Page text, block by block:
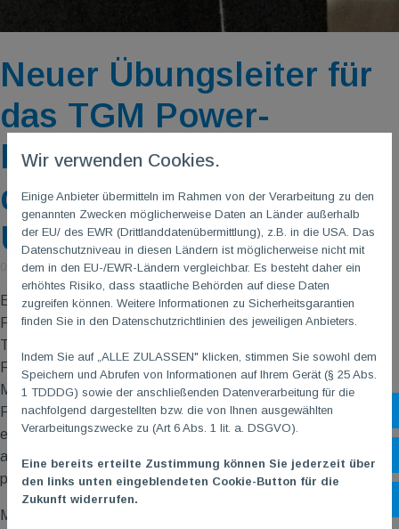
Neuer Übungsleiter für
das TGM Power-
Rückentraining
donnerstags um 18:45
Uhr
02. April 2024|von Isabell Hach
Es ist uns eine Freude, die neueste Ergänzung zu unserem
Fitness-Trainerteam vorzustellen: Martin Güttler. Mit seiner C-
Trainer-Lizenz und seiner Erfahrung als Vertretung in unseren
Fitness- und Gymnastikgruppen bringt Martin eine gute
Mischung aus Fachwissen und Leidenschaft für den
Fitnessbereich mit. Während dieser Zeit hat er bewiesen, dass
er sowohl die Fähigkeit hat, anspruchsvolle und
abwechslungsreiche Trainingseinheiten zu leiten, als auch eine
positive und motivierende Atmosphäre zu schaffen.
Martin ist ein eingefleischter Sportler. Er ist gleichzeitig auch
Wir verwenden Cookies.
Einige Anbieter übermitteln im Rahmen von der Verarbeitung zu den
genannten Zwecken möglicherweise Daten an Länder außerhalb
der EU/ des EWR (Drittlanddatenübermittlung), z.B. in die USA. Das
Datenschutzniveau in diesen Ländern ist möglicherweise nicht mit
dem in den EU-/EWR-Ländern vergleichbar. Es besteht daher ein
erhöhtes Risiko, dass staatliche Behörden auf diese Daten
zugreifen können. Weitere Informationen zu Sicherheitsgarantien
finden Sie in den Datenschutzrichtlinien des jeweiligen Anbieters.
Indem Sie auf „ALLE ZULASSEN" klicken, stimmen Sie sowohl dem
Speichern und Abrufen von Informationen auf Ihrem Gerät (§ 25 Abs.
1 TDDDG) sowie der anschließenden Datenverarbeitung für die
nachfolgend dargestellten bzw. die von Ihnen ausgewählten
Verarbeitungszwecke zu (Art 6 Abs. 1 lit. a. DSGVO).
Eine bereits erteilte Zustimmung können Sie jederzeit über
den links unten eingeblendeten Cookie-Button für die
Zukunft widerrufen.